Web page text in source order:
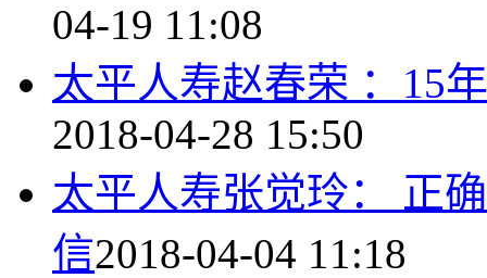
04-19 11:08
太平人寿赵春荣 ：15
2018-04-28 15:50
太平人寿张觉玲： 正
信2018-04-04 11:18